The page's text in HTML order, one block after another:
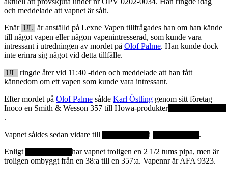
och meddelade att vapnet är sålt.
Enär UL är anställd på Lexne Vapen tillfrågades han om han kände
till något vapen eller någon vapenintresserad, som kunde vara
intressant i utredningen av mordet på Olof Palme. Han kunde dock
inte erinra sig något vid detta tillfälle.
UL ringde åter vid 11:40 -tiden och meddelade att han fått
kännedom om ett vapen som kunde vara intressant.
Efter mordet på Olof Palme sålde Karl Östling genom sitt företag
Inoco en Smith & Wesson 357 till Howa-produkter
.
Vapnet såldes sedan vidare till
i
.
Enligt
har vapnet troligen en 2 1/2 tums pipa, men är
troligen ombyggt från en 38:a till en 357:a. Vapennr är AFA 9323.